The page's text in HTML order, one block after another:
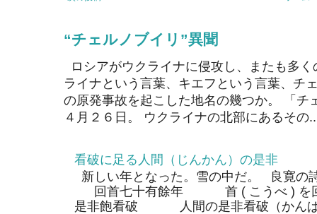
“チェルノブイリ”異聞
ロシアがウクライナに侵攻し、またも多
ライナという言葉、キエフという言葉、チ
の原発事故を起こした地名の幾つか。 「チ
４月２６日。 ウクライナの北部にあるその
看破に足る人間（じんかん）の是非
新しい年となった。雪の中だ。 良寛の
回首七十有餘年 首 ( こうべ ) を回
是非飽看破 人間の是非看破（かん